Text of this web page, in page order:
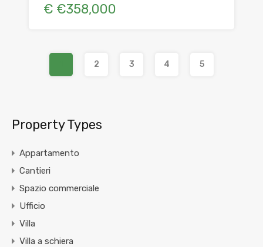
€ €358,000
2 3 4 5
Property Types
Appartamento
Cantieri
Spazio commerciale
Ufficio
Villa
Villa a schiera